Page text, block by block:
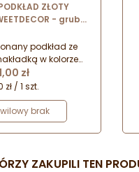
ZŁOTY
- gruby
cmpodkład ze
w kolorze
sprawdzi się do
i
ciast i tortów.
doskonałą
tortu piętrowego.
zł
zł / 1 szt.
brak
ZAKUPILI TEN